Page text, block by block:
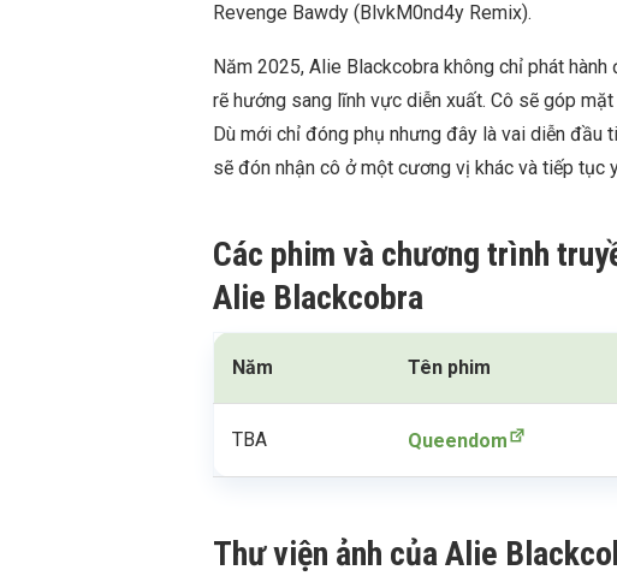
Revenge Bawdy (BlvkM0nd4y Remix).
Năm 2025, Alie Blackcobra không chỉ phát
rẽ hướng sang lĩnh vực diễn xuất. Cô sẽ góp
Dù mới chỉ đóng phụ nhưng đây là vai diễn đầu
sẽ đón nhận cô ở một cương vị khác và tiếp tục
Các phim và chương trình
Alie Blackcobra
Năm Tên phim
TBA Queendom
Thư viện ảnh của Alie